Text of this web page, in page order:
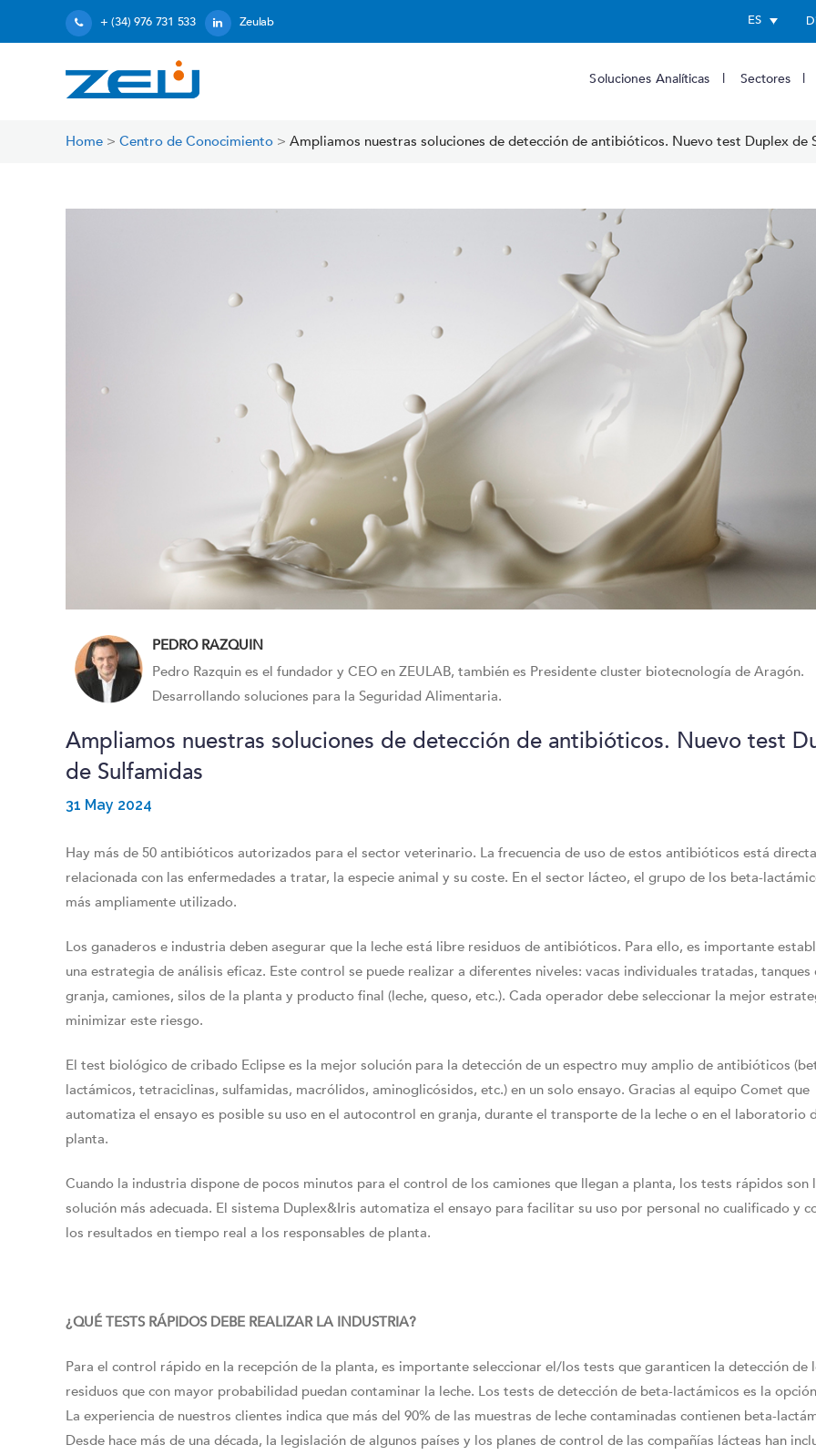
+ (34) 976 731 533 Zeulab ES
Soluciones Analíticas Sectores
Home > Centro de Conocimiento > Ampliamos nuestras soluciones de detección de antibióticos. Nuevo test Duplex de
PEDRO RAZQUIN
Pedro Razquin es el fundador y CEO en ZEULAB, también es Presidente cluster biotecnología de Aragón.
Desarrollando soluciones para la Seguridad Alimentaria.
Ampliamos nuestras soluciones de detección de antibióticos. Nuevo test
de Sulfamidas
31 May 2024
Hay más de 50 antibióticos autorizados para el sector veterinario. La frecuencia de uso de estos antibióticos está
relacionada con las enfermedades a tratar, la especie animal y su coste. En el sector lácteo, el grupo de los beta-
más ampliamente utilizado.
Los ganaderos e industria deben asegurar que la leche está libre residuos de antibióticos. Para ello, es importante
una estrategia de análisis eficaz. Este control se puede realizar a diferentes niveles: vacas individuales tratadas, tanques
granja, camiones, silos de la planta y producto final (leche, queso, etc.). Cada operador debe seleccionar la mejor
minimizar este riesgo.
El test biológico de cribado Eclipse es la mejor solución para la detección de un espectro muy amplio de antibióticos
lactámicos, tetraciclinas, sulfamidas, macrólidos, aminoglicósidos, etc.) en un solo ensayo. Gracias al equipo Comet que
automatiza el ensayo es posible su uso en el autocontrol en granja, durante el transporte de la leche o en el laboratorio
planta.
Cuando la industria dispone de pocos minutos para el control de los camiones que llegan a planta, los tests rápidos son
solución más adecuada. El sistema Duplex&Iris automatiza el ensayo para facilitar su uso por personal no cualificado y
los resultados en tiempo real a los responsables de planta.
¿QUÉ TESTS RÁPIDOS DEBE REALIZAR LA INDUSTRIA?
Para el control rápido en la recepción de la planta, es importante seleccionar el/los tests que garanticen la detección de
residuos que con mayor probabilidad puedan contaminar la leche. Los tests de detección de beta-lactámicos es la
La experiencia de nuestros clientes indica que más del 90% de las muestras de leche contaminadas contienen beta-
Desde hace más de una década, la legislación de algunos países y los planes de control de las compañías lácteas han